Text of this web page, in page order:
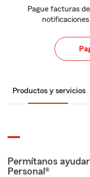
Pague facturas
Productos y servicios
Permítanos
Personal®